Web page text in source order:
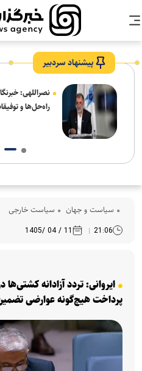
پیشنهاد سردبیر
نصراللهی:
راه‌حل‌ها و
سیاست و جهان سیاست خارجی
21:06
11 / 04 /1405
پرداخت هیچ‌گونه عوارضی